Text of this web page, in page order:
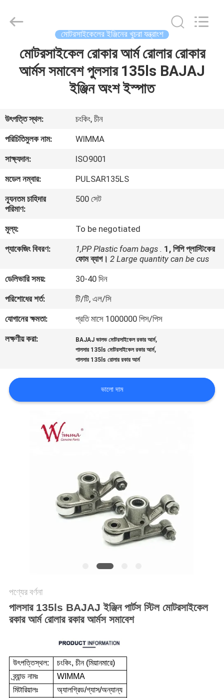
ভিডিও
সম্বন্ধে
কারখানা
গুণমান
খবর
একটি
করুন
Parts
Reserved.
মোটরসাইকেলের ইঞ্জিনের খুচরা যন্ত্রাংশ
মোটরসাইকেল রোকার আর্ম রোলার রোকার
আর্মস সমাবেশ পুলসার 135ls BAJAJ
ইঞ্জিন অংশ ইস্পাত
উৎপত্তি স্থল:
চংকিং, চীন
পরিচিতিমুলক নাম:
WIMMA
সাক্ষ্যদান:
ISO9001
মডেল নম্বার:
PULSAR135LS
ন্যূনতম চাহিদার
পরিমাণ:
500 সেট
মূল্য:
To be negotiated
প্যাকেজিং বিবরণ:
1,PP Plastic foam bags . 1, পিপি প্লাস্টিকের
ফোম ব্যাগ। 2 Large quantity can be cus
ডেলিভারি সময়:
30-40 দিন
পরিশোধের শর্ত:
টি/টি, এল/সি
যোগানের ক্ষমতা:
প্রতি মাসে 1000000 পিস/পিস
লক্ষণীয় করা:
BAJAJ ভালভ মোটরসাইকেল রকার আর্ম,
পালসার 135ls মোটরসাইকেল রকার আর্ম,
পালসার 135ls রোলার রকার আর্ম
ভালো দাম
পণ্যের বর্ণনা
পালসার 135ls BAJAJ ইঞ্জিন পার্টস স্টিল মোটরসাইকেল
রকার আর্ম রোলার রকার আর্মস সমাবেশ
উৎপত্তিস্থল:
চংকিং, চীন (মিয়ানমারে)
ব্র্যান্ড নামঃ
WIMMA
মিটারিয়ালঃ
অ্যালগ্রিড/গ্যাস/অন্যান্য